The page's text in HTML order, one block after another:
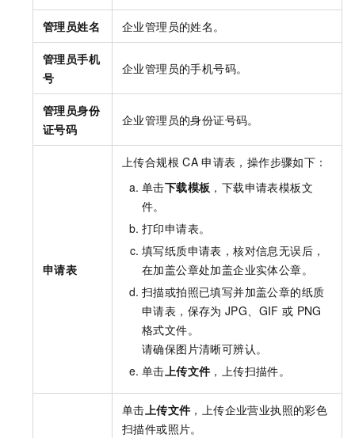
管理员姓名 企业管理员的姓名。
管理员手机
号
企业管理员的手机号码。
管理员⾝份
证号码
企业管理员的身份证号码。
申请表
上传合规根 CA 申请表，操作步骤如下：
单击下载模板 ，下载申请表模板文
件。
打印申请表。
填写纸质申请表，核对信息无误后，
在加盖公章处加盖企业实体公章。
扫描或拍照已填写并加盖公章的纸质
申请表，保存为 JPG、GIF 或 PNG
格式文件。
请确保图片清晰可辨认。
单击上传文件 ，上传扫描件。
单击上传文件 ，上传企业营业执照的彩色
扫描件或照片。